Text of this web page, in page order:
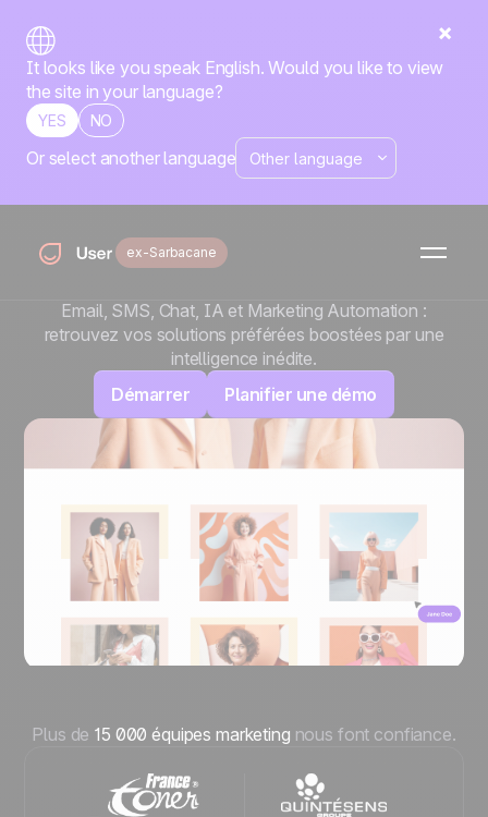
It looks like you speak English. Would you like to view
the site in your language?
YES NO
Or select another language
ex-Sarbacane
Sarbacane devient
Positive User
Avec Positive User, changez de dimension tout en
Email, SMS, Chat, IA et Marketing Automation :
retrouvez vos solutions préférées boostées par une
intelligence inédite.
Démarrer
Planifier une démo
Plus de 15 000 équipes marketing nous font confiance.